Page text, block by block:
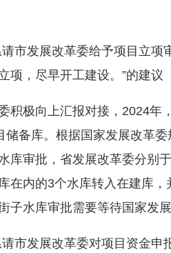
发展改革委给予项目立项
项，尽早开工建设。”的建议
极向上汇报对接，2024年，
储备库。根据国家发展改革
库审批，省发展改革委分别
在内的3个水库转入在建库
子水库审批需要等待国家发
发展改革委对项目资金申